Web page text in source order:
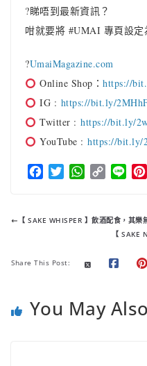
?睇唔到最新資訊？
咁就要將 #UMAI 專頁設定
?UmaiMagazine.com
Online Shop：https://
IG : https://bit.ly/
Twitter :https://bit.ly/
YouTube :https://bit.ly/
e
o
t
r
W
t
p
C
y
n
e
【 SAKE WHISPER 】飲酒配食，其樂
【 SAKE
Share This Post:
You May